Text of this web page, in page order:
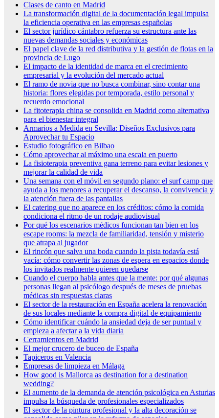
Clases de canto en Madrid
La transformación digital de la documentación legal impulsa
la eficiencia operativa en las empresas españolas
El sector jurídico cántabro refuerza su estructura ante las
nuevas demandas sociales y económicas
El papel clave de la red distributiva y la gestión de flotas en la
provincia de Lugo
El impacto de la identidad de marca en el crecimiento
empresarial y la evolución del mercado actual
El ramo de novia que no busca combinar, sino contar una
historia: flores elegidas por temporada, estilo personal y
recuerdo emocional
La fitoterapia china se consolida en Madrid como alternativa
para el bienestar integral
Armarios a Medida en Sevilla: Diseños Exclusivos para
Aprovechar tu Espacio
Estudio fotográfico en Bilbao
Cómo aprovechar al máximo una escala en puerto
La fisioterapia preventiva gana terreno para evitar lesiones y
mejorar la calidad de vida
Una semana con el móvil en segundo plano: el surf camp que
ayuda a los menores a recuperar el descanso, la convivencia y
la atención fuera de las pantallas
El catering que no aparece en los créditos: cómo la comida
condiciona el ritmo de un rodaje audiovisual
Por qué los escenarios médicos funcionan tan bien en los
escape rooms: la mezcla de familiaridad, tensión y misterio
que atrapa al jugador
El rincón que salva una boda cuando la pista todavía está
vacía: cómo convertir las zonas de espera en espacios donde
los invitados realmente quieren quedarse
Cuando el cuerpo habla antes que la mente: por qué algunas
personas llegan al psicólogo después de meses de pruebas
médicas sin respuestas claras
El sector de la restauración en España acelera la renovación
de sus locales mediante la compra digital de equipamiento
Cómo identificar cuándo la ansiedad deja de ser puntual y
empieza a afectar a la vida diaria
Cerramientos en Madrid
El mejor crucero de buceo de España
Tapiceros en Valencia
Empresas de limpieza en Málaga
How good is Mallorca as destination for a destination
wedding?
El aumento de la demanda de atención psicológica en Asturias
impulsa la búsqueda de profesionales especializados
El sector de la pintura profesional y la alta decoración se